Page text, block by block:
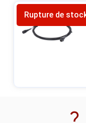
Rupture de